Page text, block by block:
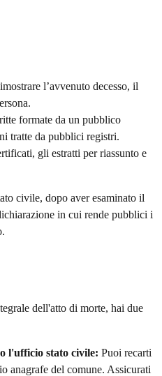
l’avvenuto decesso, il
formate da un pubblico
tratte da pubblici registri.
gli estratti per riassunto e
civile, dopo aver esaminato il
in cui rende pubblici i
dell'atto di morte, hai due
l'ufficio stato civile: Puoi recarti
anagrafe del comune. Assicurati